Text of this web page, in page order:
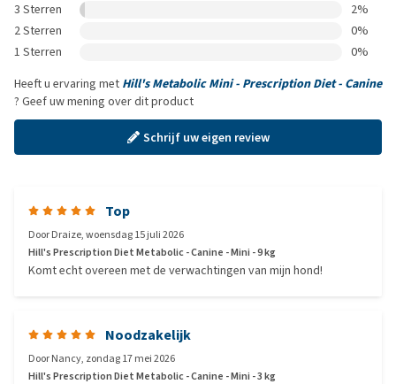
3 Sterren
2%
2 Sterren
0%
1 Sterren
0%
Heeft u ervaring met Hill's Metabolic Mini - Prescription Diet - Canine
? Geef uw mening over dit product
Schrijf uw eigen review
Top
DoorDraize,woensdag 15 juli 2026
Hill's Prescription Diet Metabolic - Canine - Mini - 9 kg
Komt echt overeen met de verwachtingen van mijn hond!
Noodzakelijk
DoorNancy, zondag 17 mei 2026
Hill's Prescription Diet Metabolic - Canine - Mini - 3 kg